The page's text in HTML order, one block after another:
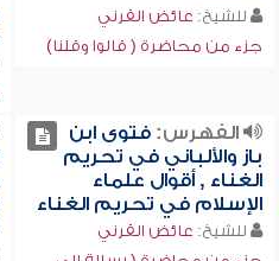
للشيخ: عائض القرني
جزء من محاضرة ( قالوا وقلنا)
الفهرس:فتوى ابن
باز والألباني في تحريم
الغناء , أقوال علماء
الإسلام في تحريم الغناء
للشيخ: عائض القرني